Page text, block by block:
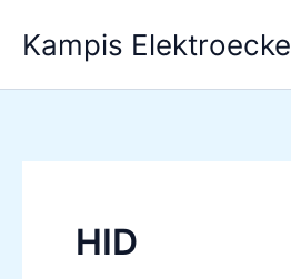
InhaltKampis Elektroecke
HID